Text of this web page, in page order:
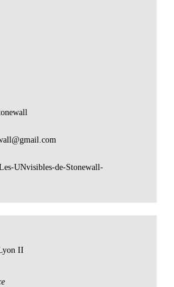
UNvisibles-de-Stonewall-
II